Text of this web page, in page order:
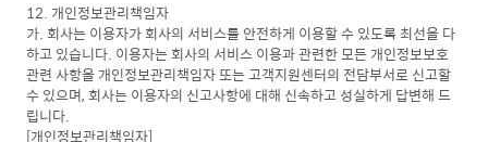
12. 개인정보관리책임자
가. 회사는 이용자가 회사의 서비스를 안전하게 이용할 수 있도록 최선을 다
하고 있습니다. 이용자는 회사의 서비스 이용과 관련한 모든 개인정보보호
관련 사항을 개인정보관리책임자 또는 고객지원센터의 전담부서로 신고할
수 있으며, 회사는 이용자의 신고사항에 대해 신속하고 성실하게 답변해 드
립니다.
[개인정보관리책임자]